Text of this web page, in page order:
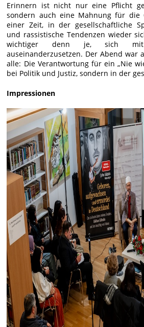
Erinnern ist nicht nur eine Pflicht
sondern auch eine Mahnung für die
einer Zeit, in der gesellschaftliche
und rassistische Tendenzen wieder
wichtiger denn je, sich mit
auseinanderzusetzen. Der Abend war
alle: Die Verantwortung für ein „Nie
bei Politik und Justiz, sondern in der
Impressionen